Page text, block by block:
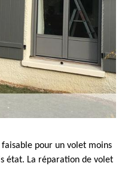
pour un volet moins
état. La réparation de volet